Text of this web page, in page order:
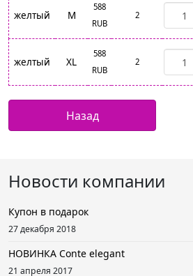
желтый M
588
RUB
2
желтый XL
588
RUB
2
Новости компании
Купон в подарок
27 декабря 2018
НОВИНКА Conte elegant
21 апреля 2017